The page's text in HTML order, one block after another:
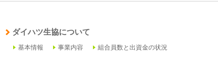
ダイハツ生協について
基本情報 事業内容 組合員数と出資金の状況